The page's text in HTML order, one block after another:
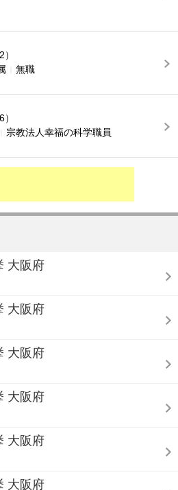
）
無職
）
宗教法人幸福の科学職員
大阪府
大阪府
大阪府
大阪府
大阪府
大阪府